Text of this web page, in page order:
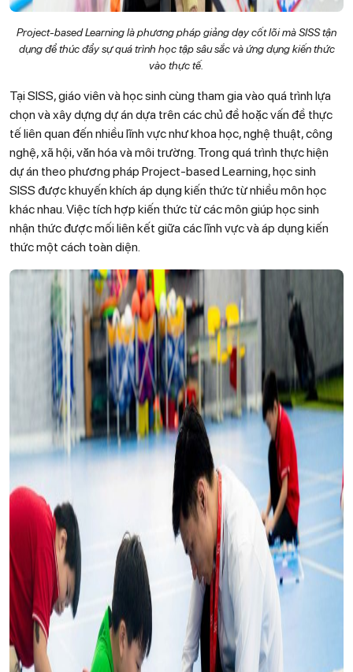
Project-based Learning là phương pháp giảng dạy cốt lõi mà SISS tận
dụng để thúc đẩy sự quá trình học tập sâu sắc và ứng dụng kiến thức
vào thực tế.
Tại SISS, giáo viên và học sinh cùng tham gia vào quá trình lựa
chọn và xây dựng dự án dựa trên các chủ đề hoặc vấn đề thực
tế liên quan đến nhiều lĩnh vực như khoa học, nghệ thuật, công
nghệ, xã hội, văn hóa và môi trường. Trong quá trình thực hiện
dự án theo phương pháp Project-based Learning, học sinh
SISS được khuyến khích áp dụng kiến thức từ nhiều môn học
khác nhau. Việc tích hợp kiến thức từ các môn giúp học sinh
nhận thức được mối liên kết giữa các lĩnh vực và áp dụng kiến
thức một cách toàn diện.